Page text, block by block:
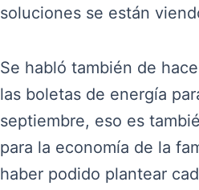
soluciones se están
Se habló también de
las boletas de energía
septiembre, eso es
para la economía de la
haber podido plantear